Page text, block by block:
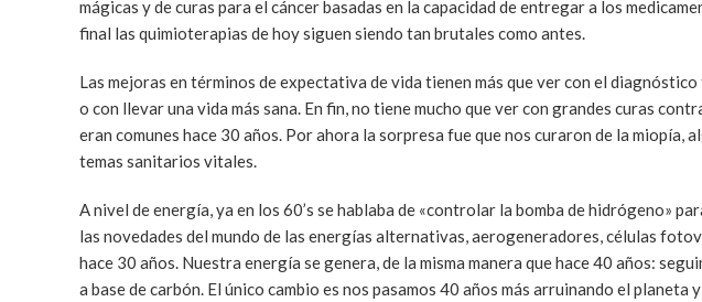
mágicas y de curas para el cáncer basadas en la capacidad de entregar a los
final las quimioterapias de hoy siguen siendo tan brutales como antes.
Las mejoras en términos de expectativa de vida tienen más que ver con el
o con llevar una vida más sana. En fin, no tiene mucho que ver con grandes curas
eran comunes hace 30 años. Por ahora la sorpresa fue que nos curaron de la miopía,
temas sanitarios vitales.
A nivel de energía, ya en los 60’s se hablaba de «controlar la bomba de hidrógeno»
las novedades del mundo de las energías alternativas, aerogeneradores, células
hace 30 años. Nuestra energía se genera, de la misma manera que hace 40 años:
a base de carbón. El único cambio es nos pasamos 40 años más arruinando el